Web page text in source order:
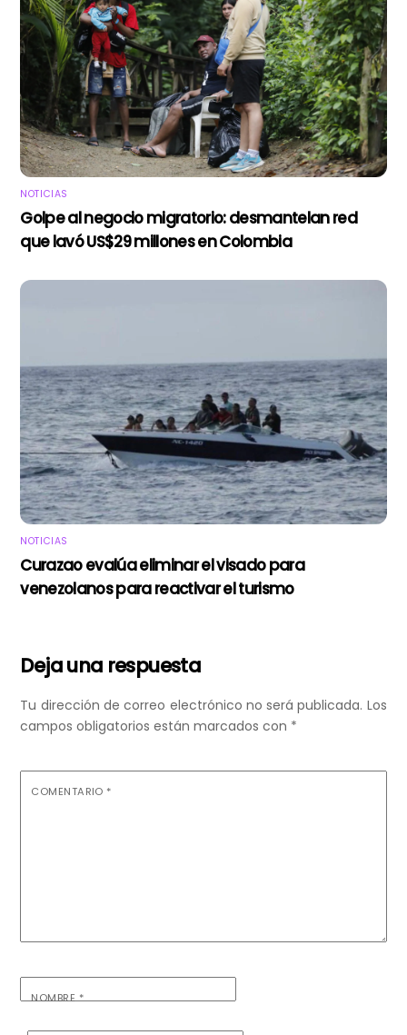
NOTICIAS
Golpe al negocio migratorio: desmantelan red
que lavó US$29 millones en Colombia
NOTICIAS
Curazao evalúa eliminar el visado para
venezolanos para reactivar el turismo
Deja una respuesta
Tu dirección de correo electrónico no será publicada. Los
campos obligatorios están marcados con *
COMENTARIO *
NOMBRE*